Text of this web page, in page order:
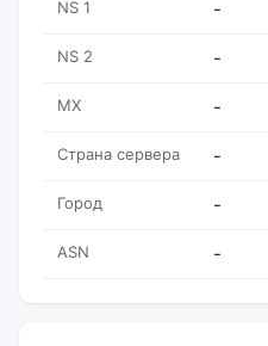
NS 1 -
NS 2 -
MX -
Страна сервера -
Город -
ASN -